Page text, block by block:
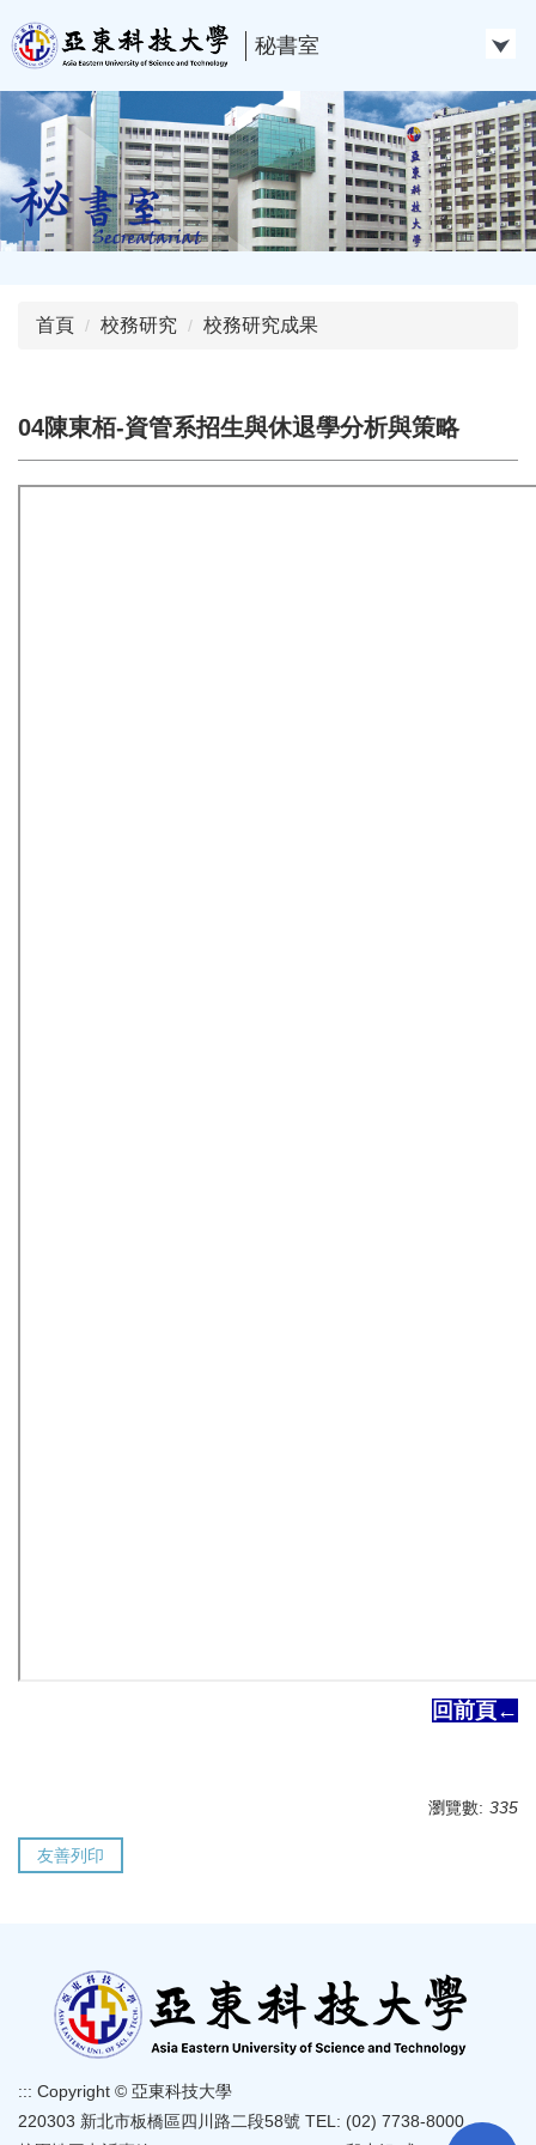
到
主
要
內
區
秘書室
首頁 校務研究 校務研究成果
04陳東栢-資管系招生與休退學分析與策略
回前頁←
瀏覽數: 335
友善列印
::: Copyright © 亞東科技大學
220303 新北市板橋區四川路二段58號 TEL: (02) 7738-8000